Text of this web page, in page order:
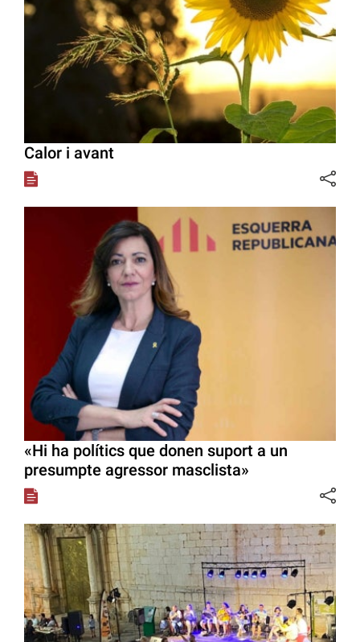
Calor i avant
«Hi ha polítics que donen suport a un
presumpte agressor masclista»